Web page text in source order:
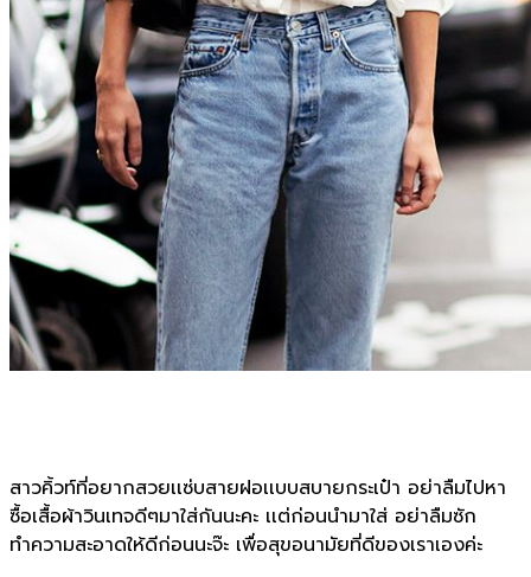
สาวคิ้วท์ที่อยากสวยเเซ่บสายฝอเเบบสบายกระเป๋า อย่าลืมไปหา
ซื้อเสื้อผ้าวินเทจดีๆมาใส่กันนะคะ เเต่ก่อนนำมาใส่ อย่าลืมซัก
ทำความสะอาดให้ดีก่อนนะจ๊ะ เพื่อสุขอนามัยที่ดีของเราเองค่ะ